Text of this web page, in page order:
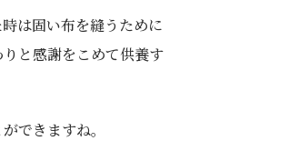
は固い布を縫うために
と感謝をこめて供養す
できますね。